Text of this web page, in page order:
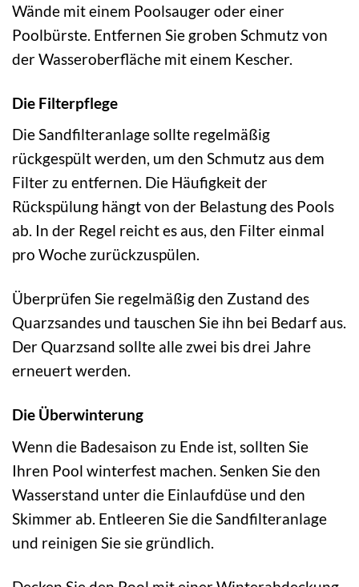
Wände mit einem Poolsauger oder einer
Poolbürste. Entfernen Sie groben Schmutz von
der Wasseroberfläche mit einem Kescher.
Die Filterpflege
Die Sandfilteranlage sollte regelmäßig
rückgespült werden, um den Schmutz aus dem
Filter zu entfernen. Die Häufigkeit der
Rückspülung hängt von der Belastung des Pools
ab. In der Regel reicht es aus, den Filter einmal
pro Woche zurückzuspülen.
Überprüfen Sie regelmäßig den Zustand des
Quarzsandes und tauschen Sie ihn bei Bedarf aus.
Der Quarzsand sollte alle zwei bis drei Jahre
erneuert werden.
Die Überwinterung
Wenn die Badesaison zu Ende ist, sollten Sie
Ihren Pool winterfest machen. Senken Sie den
Wasserstand unter die Einlaufdüse und den
Skimmer ab. Entleeren Sie die Sandfilteranlage
und reinigen Sie sie gründlich.